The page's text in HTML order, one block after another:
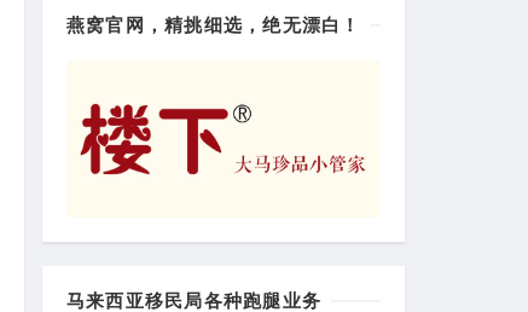
燕窝官网，精挑细选，绝无漂白！
马来西亚移民局各种跑腿业务